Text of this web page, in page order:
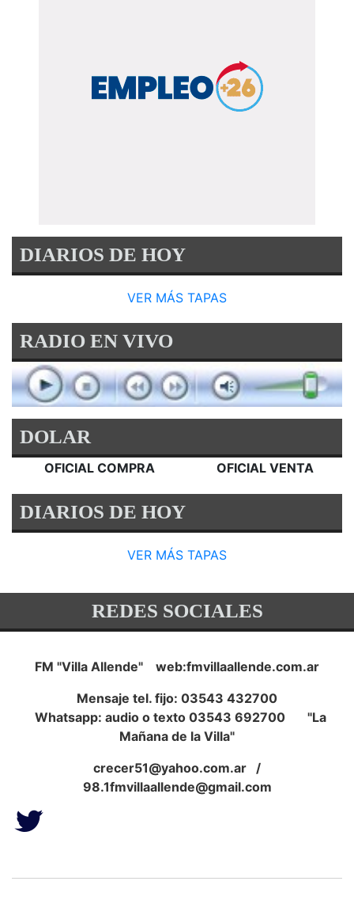
DIARIOS DE HOY
VER MÁS TAPAS
RADIO EN VIVO
DOLAR
OFICIAL COMPRA OFICIAL VENTA
DIARIOS DE HOY
VER MÁS TAPAS
REDES SOCIALES
FM "Villa Allende" web:fmvillaallende.com.ar
Mensaje tel. fijo: 03543 432700
Whatsapp: audio o texto 03543 692700 "La
Mañana de la Villa"
crecer51@yahoo.com.ar /
98.1fmvillaallende@gmail.com